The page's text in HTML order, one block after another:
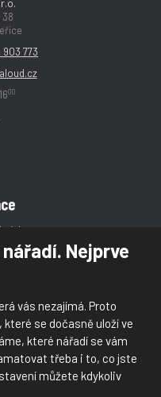
Nejprve
vás nezajímá. Proto
které se dočasně uloží ve
které nářadí se vám
třeba i to, co jste
můžete kdykoliv
903 773
00